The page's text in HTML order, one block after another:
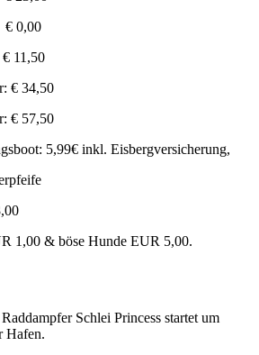
0,00
€ 34,50
€ 57,50
5,99€ inkl. Eisbergversicherung,
1,00 & böse Hunde EUR 5,00.
Schlei Princess startet um
Hafen.